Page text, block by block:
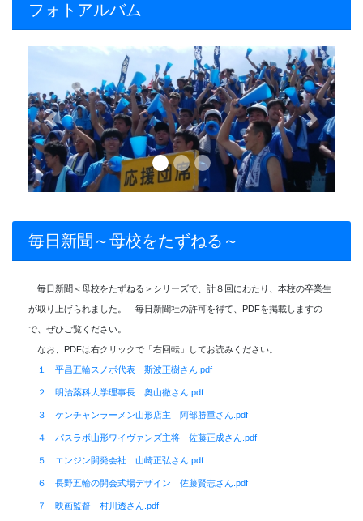
フォトアルバム
Previous Next
毎日新聞～母校をたずねる～
毎日新聞＜母校をたずねる＞シリーズで、計８回にわたり、本校の卒業生
が取り上げられました。 毎日新聞社の許可を得て、PDFを掲載しますの
で、ぜひご覧ください。
なお、PDFは右クリックで「右回転」してお読みください。
１ 平昌五輪スノボ代表 斯波正樹さん.pdf
２ 明治薬科大学理事長 奥山徹さん.pdf
３ ケンチャンラーメン山形店主 阿部勝重さん.pdf
４ パスラボ山形ワイヴァンズ主将 佐藤正成さん.pdf
５ エンジン開発会社 山崎正弘さん.pdf
６ 長野五輪の開会式場デザイン 佐藤賢志さん.pdf
７ 映画監督 村川透さん.pdf